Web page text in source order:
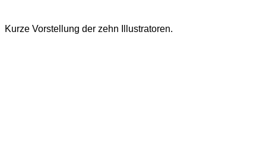
Kurze Vorstellung der zehn Illustratoren.